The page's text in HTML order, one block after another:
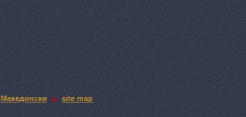
Македонски site map